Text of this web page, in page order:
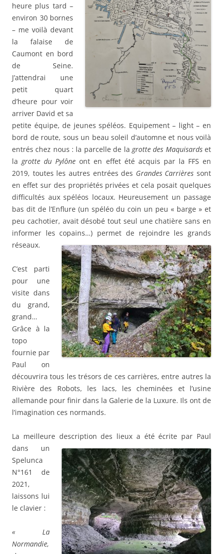
heure plus tard –
environ 30 bornes
– me voilà devant
la falaise de
Caumont en bord
de Seine.
J’attendrai une
petit quart
d’heure pour voir
arriver David et sa
petite équipe, de jeunes spéléos. Equipement – light – en
bord de route, sous un beau soleil d’automne et nous voilà
entrés chez nous : la parcelle de la grotte des Maquisardset
la grotte du Pylône ont en effet été acquis par la FFS en
2019, toutes les autres entrées des Grandes Carrières sont
en effet sur des propriétés privées et cela posait quelques
difficultés aux spéléos locaux. Heureusement un passage
bas dit de l’Enflure (un spéléo du coin un peu « barge » et
peu cachotier, avait désobé tout seul une chatière sans en
informer les copains…) permet de rejoindre les grands
réseaux.
C’est parti
pour une
visite dans
du grand,
grand…
Grâce à la
topo
fournie par
Paul on
découvrira tous les trésors de ces carrières, entre autres la
Rivière des Robots, les lacs, les cheminées et l’usine
allemande pour finir dans la Galerie de la Luxure. Ils ont de
l’imagination ces normands.
La meilleure description des lieux a été écrite par Paul
dans un
Spelunca
N°161 de
2021,
laissons lui
le clavier :
« La
Normandie,